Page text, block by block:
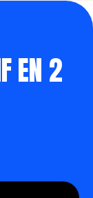
EN 2